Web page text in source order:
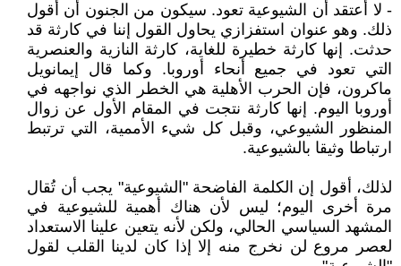
- لا أعتقد أن الشيوعية تعود. سيكون من الجنون أن أقول
ذلك. وهو عنوان استفزازي يحاول القول إننا في كارثة قد
حدثت. إنها كارثة خطيرة للغاية، كارثة النازية والعنصرية
التي تعود في جميع أنحاء أوروبا. وكما قال إيمانويل
ماكرون، فإن الحرب الأهلية هي الخطر الذي نواجهه في
أوروبا اليوم. إنها كارثة نتجت في المقام الأول عن زوال
المنظور الشيوعي، وقبل كل شيء الأممية، التي ترتبط
ارتباطا وثيقا بالشيوعية.
لذلك، أقول إن الكلمة الفاضحة "الشيوعية" يجب أن تُقال
مرة أخرى اليوم؛ ليس لأن هناك أهمية للشيوعية في
المشهد السياسي الحالي، ولكن لأنه يتعين علينا الاستعداد
لعصر مروع لن نخرج منه إلا إذا كان لدينا القلب لقول